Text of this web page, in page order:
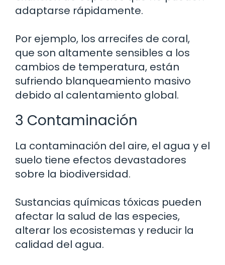
adaptarse rápidamente.
Por ejemplo, los arrecifes de coral,
que son altamente sensibles a los
cambios de temperatura, están
sufriendo blanqueamiento masivo
debido al calentamiento global.
3 Contaminación
La contaminación del aire, el agua y el
suelo tiene efectos devastadores
sobre la biodiversidad.
Sustancias químicas tóxicas pueden
afectar la salud de las especies,
alterar los ecosistemas y reducir la
calidad del agua.